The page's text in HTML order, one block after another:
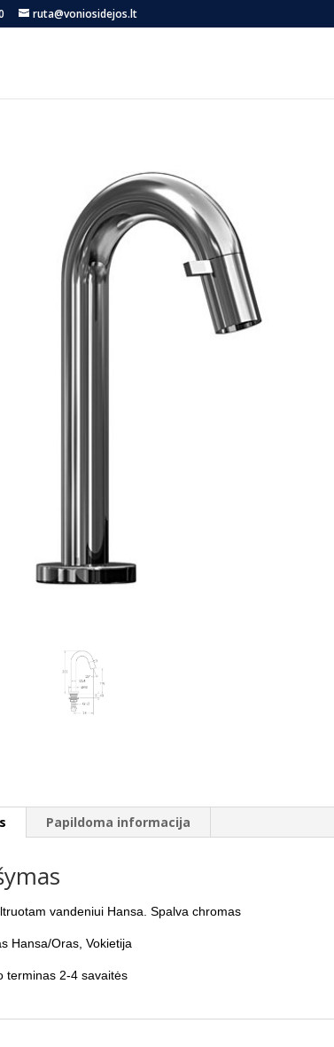
ruta@voniosidejos.lt
Papildoma informacija
vandeniui Hansa. Spalva chromas
Hansa/Oras, Vokietija
terminas 2-4 savaitės